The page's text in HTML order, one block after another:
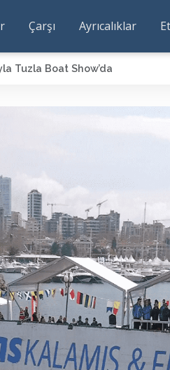
Çarşı Ayrıcalıklar
Tuzla Boat Show’da